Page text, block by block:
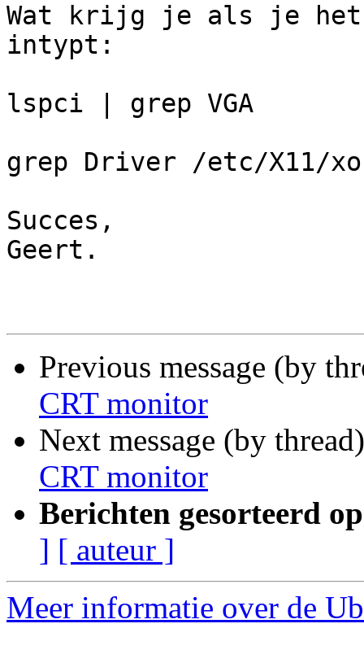
Wat krijg je als je het
intypt:
lspci | grep VGA
grep Driver /etc/X11/
Succes,
Geert.
Previous message (by
CRT monitor
Next message (by
CRT monitor
Berichten gesorteerd
] [ auteur ]
Meer informatie over de